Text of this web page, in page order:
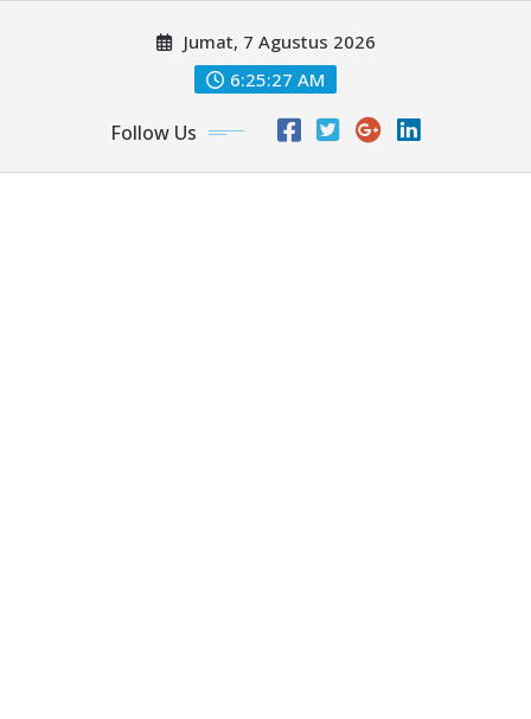
Jumat, 7 Agustus 2026
6:25:29 AM
Follow Us